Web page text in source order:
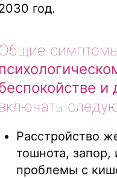
год.
и
Расстройство
тошнота, запор,
проблемы с